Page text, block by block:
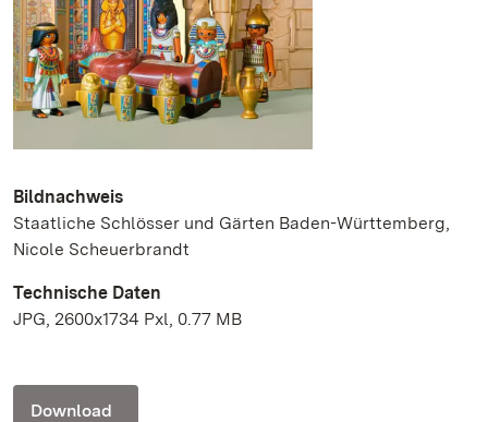
Bildnachweis
Staatliche Schlösser und Gärten Baden-Württemberg,
Nicole Scheuerbrandt
Technische Daten
JPG, 2600x1734 Pxl, 0.77 MB
Download